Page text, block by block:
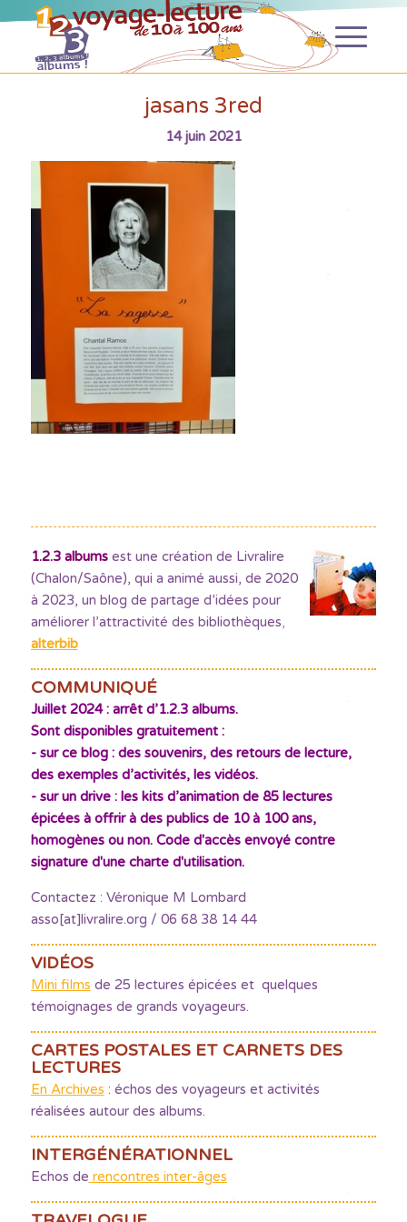
jasans 3red
14 juin 2021
1.2.3 albumsest une création de Livralire
(Chalon/Saône), qui a animé aussi, de 2020
à 2023, un blog de partage d’idées pour
améliorer l’attractivité des bibliothèques,
alterbib
COMMUNIQUÉ
Juillet 2024 : arrêt d’1.2.3 albums.
Sont disponibles gratuitement :
- sur ce blog : des souvenirs, des retours de lecture,
des exemples d’activités, les vidéos.
- sur un drive : les kits d’animation de 85 lectures
épicées à offrir à des publics de 10 à 100 ans,
homogènes ou non. Code d'accès envoyé contre
signature d'une charte d'utilisation.
Contactez : Véronique M Lombard
asso[at]livralire.org / 06 68 38 14 44
VIDÉOS
Mini films de 25 lectures épicées et quelques
témoignages de grands voyageurs.
CARTES POSTALES ET CARNETS DES
LECTURES
En Archives : échos des voyageurs et activités
réalisées autour des albums.
INTERGÉNÉRATIONNEL
Echos de rencontres inter-âges